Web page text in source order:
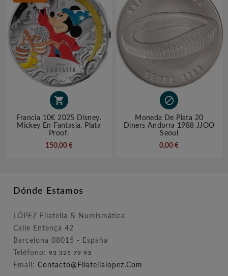

Francia 10€ 2025 Disney.
Mickey En Fantasia. Plata
Proof.
150,00 €

Moneda De Plata 20
Diners Andorra 1988 JJOO
Seoul
0,00 €
Dónde Estamos
LÓPEZ Filatelia & Numismática
Calle Entença 42
Barcelona 08015 - España
Teléfono: 93 325 79 93
Email: Contacto@filatelialopez.com